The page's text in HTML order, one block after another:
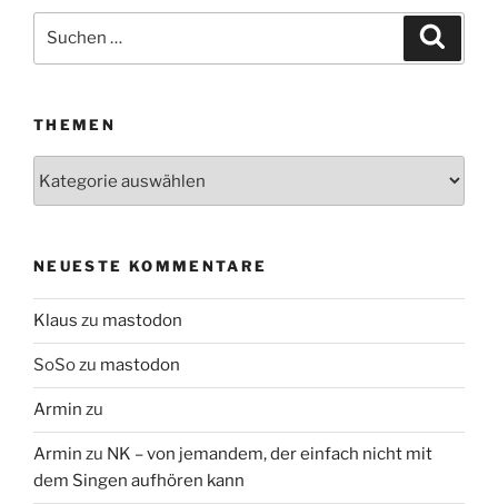
Suchen
THEMEN
NEUESTE KOMMENTARE
Klaus zu mastodon
SoSozu mastodon
Armin zu
Armin zu NK – von jemandem, der einfach nicht mit
dem Singen aufhören kann